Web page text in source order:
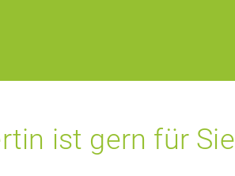
ist gern für